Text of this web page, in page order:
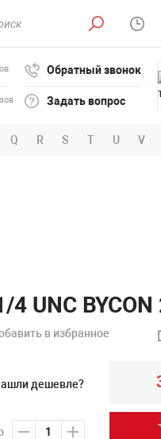
Обратный звонок
Задать вопрос
Q R S T U V
UNC BYCON
в избранное
дешевле?